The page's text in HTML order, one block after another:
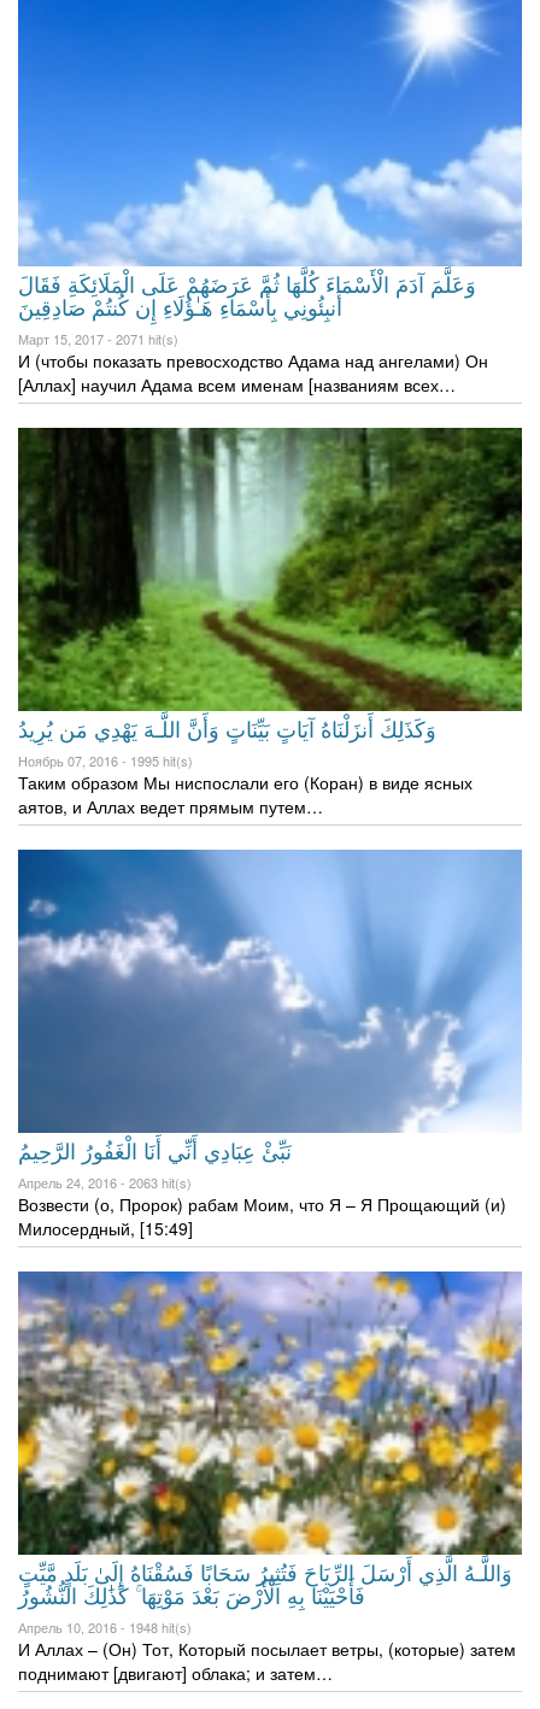
وَعَلَّمَ آدَمَ الْأَسْمَاءَ كُلَّهَا ثُمَّ عَرَضَهُمْ عَلَى الْمَلَائِكَةِ فَقَالَ
أَنبِئُونِي بِأَسْمَاءِ هَـٰؤُلَاءِ إِن كُنتُمْ صَادِقِينَ
Март 15, 2017 - 2071 hit(s)
И (чтобы показать превосходство Адама над ангелами) Он
[Аллах] научил Адама всем именам [названиям всех…
وَكَذَلِكَ أَنزَلْنَاهُ آيَاتٍ بَيِّنَاتٍ وَأَنَّ اللَّـهَ يَهْدِي مَن يُرِ‌يدُ
Ноябрь 07, 2016 - 1995 hit(s)
Таким образом Мы ниспослали его (Коран) в виде ясных
аятов, и Аллах ведет прямым путем…
نَبِّئْ عِبَادِي أَنِّي أَنَا الْغَفُورُ الرَّحِيمُ
Апрель 24, 2016 - 2063 hit(s)
Возвести (о, Пророк) рабам Моим, что Я – Я Прощающий (и)
Милосердный, [15:49]
وَاللَّـهُ الَّذِي أَرْسَلَ الرِّيَاحَ فَتُثِيرُ سَحَابًا فَسُقْنَاهُ إِلَىٰ بَلَدٍ مَّيِّتٍ
فَأَحْيَيْنَا بِهِ الْأَرْضَ بَعْدَ مَوْتِهَا ۚ كَذَٰلِكَ النُّشُورُ
Апрель 10, 2016 - 1948 hit(s)
И Аллах – (Он) Тот, Который посылает ветры, (которые) затем
поднимают [двигают] облака; и затем…